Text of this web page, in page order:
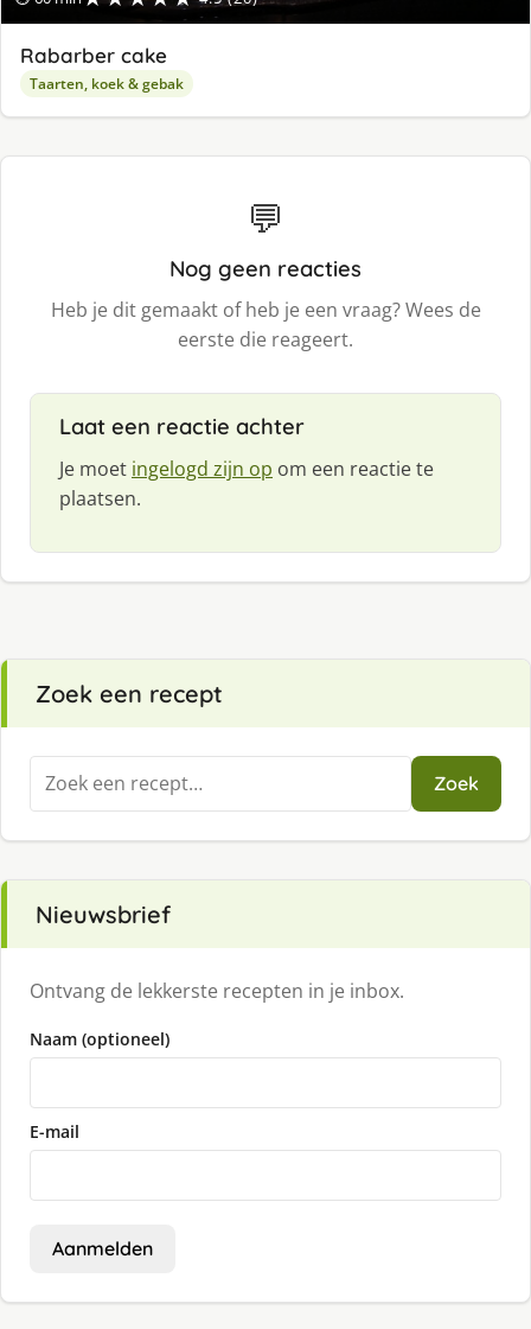
Rabarber cake
Taarten, koek & gebak
💬
Nog geen reacties
Heb je dit gemaakt of heb je een vraag? Wees de
eerste die reageert.
Laat een reactie achter
Je moet ingelogd zijn op om een reactie te
plaatsen.
Zoek een recept
Zoeken
naar:
Zoek
Nieuwsbrief
Ontvang de lekkerste recepten in je inbox.
Naam (optioneel)
E-mail
Aanmelden